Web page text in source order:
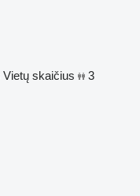
Vietų skaičius
3